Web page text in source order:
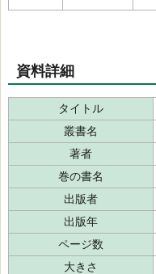
資料詳細
タイトル
叢書名
著者
巻の書名
出版者
出版年
ページ数
大きさ